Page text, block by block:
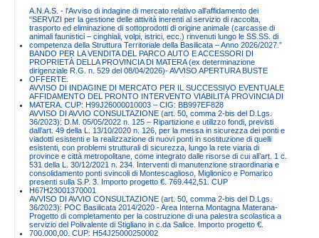
A.N.A.S. - l'Avviso di indagine di mercato relativo all'affidamento dei
“SERVIZI per la gestione delle attività inerenti al servizio di raccolta,
trasporto ed eliminazione di sottoprodotti di origine animale (carcasse di
animali faunistici – cinghiali, volpi, istrici, ecc.) rinvenuti lungo le SS.SS. di
competenza della Struttura Territoriale della Basilicata – Anno 2026/2027.”
BANDO PER LA VENDITA DEL PARCO AUTO E ACCESSORI DI
PROPRIETÀ DELLA PROVINCIA DI MATERA (ex determinazione
dirigenziale R.G. n. 529 del 08/04/2026)- AVVISO APERTURA BUSTE
OFFERTE.
AVVISO DI INDAGINE DI MERCATO PER IL SUCCESSIVO EVENTUALE
AFFIDAMENTO DEL PRONTO INTERVENTO VIABILITÀ PROVINCIA DI
MATERA. CUP: H99J26000010003 – CIG: BB997EF828
AVVISO DI AVVIO CONSULTAZIONE (art. 50, comma 2-bis del D.Lgs.
36/2023): D.M. 05/05/2022 n. 125 – Ripartizione e utilizzo fondi, previsti
dall’art. 49 della L. 13/10/2020 n. 126, per la messa in sicurezza dei ponti e
viadotti esistenti e la realizzazione di nuovi ponti in sostituzione di quelli
esistenti, con problemi strutturali di sicurezza, lungo la rete viaria di
province e città metropolitane, come integrato dalle risorse di cui all’art. 1 c.
531 della L. 30/12/2021 n. 234. Interventi di manutenzione straordinaria e
consolidamento ponti svincoli di Montescaglioso, Miglionico e Pomarico
presenti sulla S.P. 3. Importo progetto €. 769.442,51. CUP
H67H23001370001
AVVISO DI AVVIO CONSULTAZIONE (art. 50, comma 2-bis del D.Lgs.
36/2023): POC Basilicata 2014/2020 - Area Interna Montagna Materana-
Progetto di completamento per la costruzione di una palestra scolastica a
servizio del Polivalente di Stigliano in c.da Salice. Importo progetto €.
700.000,00. CUP: H54J25000250002